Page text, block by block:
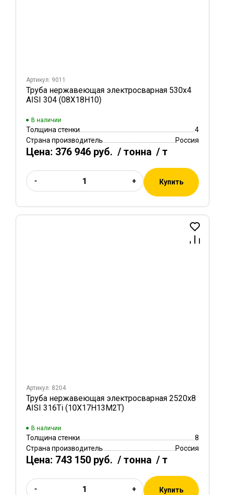
Артикул: 9011
Труба нержавеющая электросварная 530х4
AISI 304 (08Х18Н10)
В наличии
Толщина стенки
4
Страна производитель
Россия
Цена: 376 946 руб. / тонна / т
- + Купить
Артикул: 8204
Труба нержавеющая электросварная 2520х8
AISI 316Ti (10Х17Н13М2Т)
В наличии
Толщина стенки
8
Страна производитель
Россия
Цена: 743 150 руб. / тонна / т
- + Купить